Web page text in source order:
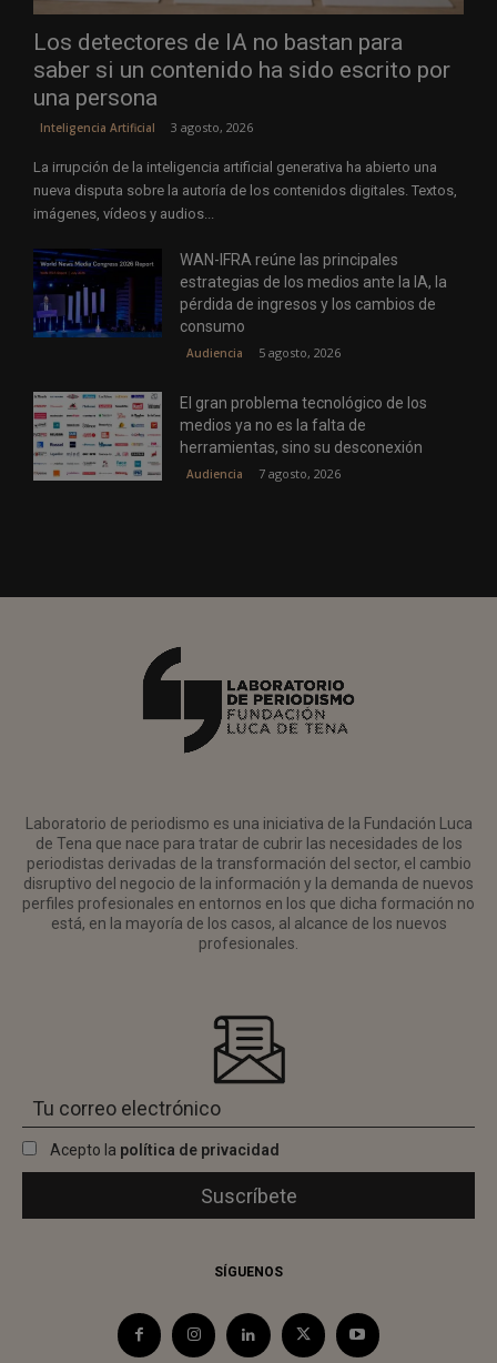
Los detectores de IA no bastan para
saber si un contenido ha sido escrito por
una persona
Inteligencia Artificial 3 agosto, 2026
La irrupción de la inteligencia artificial generativa ha abierto una
nueva disputa sobre la autoría de los contenidos digitales. Textos,
imágenes, vídeos y audios...
WAN-IFRA reúne las principales
estrategias de los medios ante la IA, la
pérdida de ingresos y los cambios de
consumo
Audiencia 5 agosto, 2026
El gran problema tecnológico de los
medios ya no es la falta de
herramientas, sino su desconexión
Audiencia 7 agosto, 2026
Laboratorio de periodismo es una iniciativa de la Fundación Luca
de Tena que nace para tratar de cubrir las necesidades de los
periodistas derivadas de la transformación del sector, el cambio
disruptivo del negocio de la información y la demanda de nuevos
perfiles profesionales en entornos en los que dicha formación no
está, en la mayoría de los casos, al alcance de los nuevos
profesionales.
Acepto la política de privacidad
SÍGUENOS